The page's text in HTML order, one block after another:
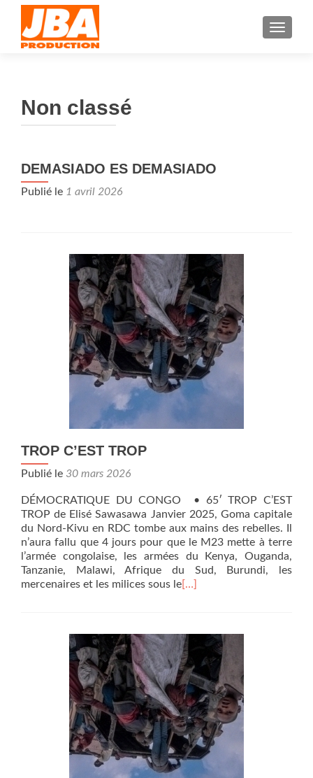
Non classé
DEMASIADO ES DEMASIADO
Publié le 1 avril 2026
TROP C’EST TROP
Publié le 30 mars 2026
DÉMOCRATIQUE DU CONGO • 65′ TROP C’EST
TROP de Elisé Sawasawa Janvier 2025, Goma capitale
du Nord-Kivu en RDC tombe aux mains des rebelles. Il
n’aura fallu que 4 jours pour que le M23 mette à terre
l’armée congolaise, les armées du Kenya, Ouganda,
Tanzanie, Malawi, Afrique du Sud, Burundi, les
mercenaires et les milices sous le […]